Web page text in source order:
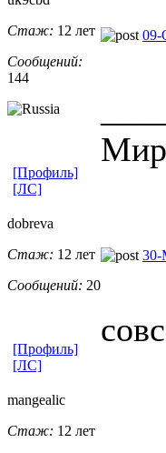
Стаж: 12 лет
Сообщений:
144
09-
Мир
[Профиль]
[ЛС]
dobreva
Стаж: 12 лет
Сообщений: 20
30-
[Профиль]
[ЛС]
mangealic
Стаж: 12 лет